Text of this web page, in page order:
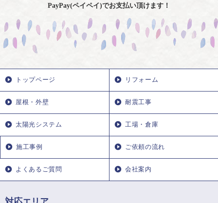
PayPay(ペイペイ)でお支払い頂けます！
トップページ リフォーム
屋根・外壁 耐震工事
太陽光システム 工場・倉庫
施工事例 ご依頼の流れ
よくあるご質問 会社案内